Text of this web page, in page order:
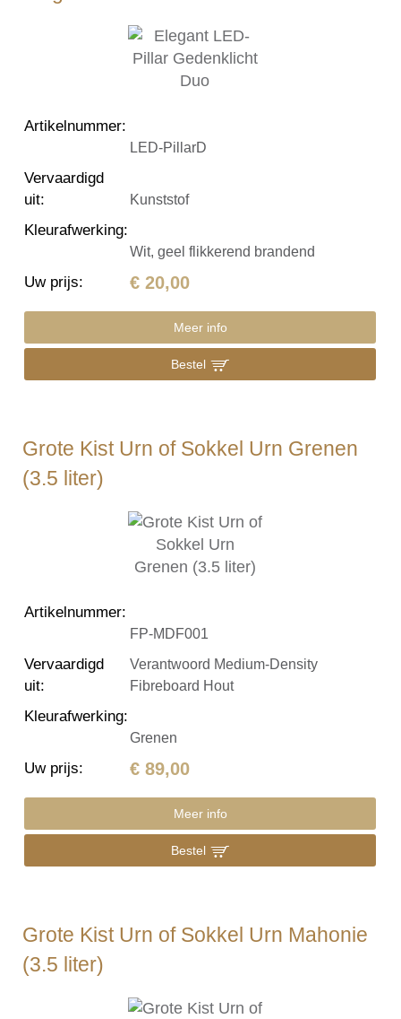
Artikelnummer:
LED-PillarD
Vervaardigd
uit: Kunststof
Kleurafwerking:
Wit, geel flikkerend brandend
Uw prijs: € 20,00
Meer info
Bestel
Grote Kist Urn of Sokkel Urn Grenen
(3.5 liter)
Artikelnummer:
FP-MDF001
Vervaardigd
uit:
Verantwoord Medium-Density
Fibreboard Hout
Kleurafwerking:
Grenen
Uw prijs: € 89,00
Meer info
Bestel
Grote Kist Urn of Sokkel Urn Mahonie
(3.5 liter)